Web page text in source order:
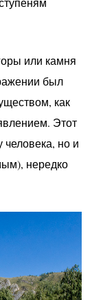
или камня
был
как
Этот
человека, но и
нередко